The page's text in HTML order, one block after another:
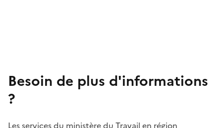
Besoin de plus d'informations
?
Les services du ministère du Travail en région